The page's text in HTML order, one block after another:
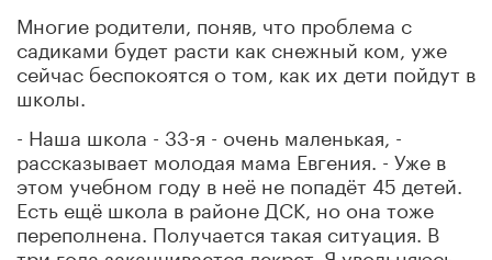
Многие родители, поняв, что проблема с
садиками будет расти как снежный ком, уже
сейчас беспокоятся о том, как их дети пойдут в
школы.
- Наша школа - 33-я - очень маленькая, -
рассказывает молодая мама Евгения. - Уже в
этом учебном году в неё не попадёт 45 детей.
Есть ещё школа в районе ДСК, но она тоже
переполнена. Получается такая ситуация. В